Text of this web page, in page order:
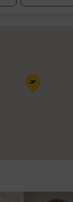
Pin de la carte